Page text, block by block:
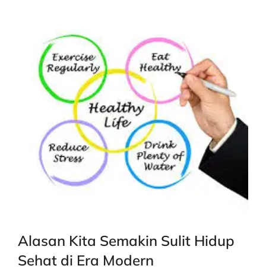
Alasan Kita Semakin Sulit Hidup
Sehat di Era Modern